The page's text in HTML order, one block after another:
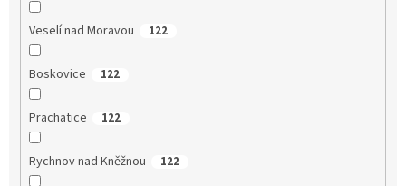
Veselí nad Moravou 122
Boskovice 122
Prachatice 122
Rychnov nad Kněžnou 122